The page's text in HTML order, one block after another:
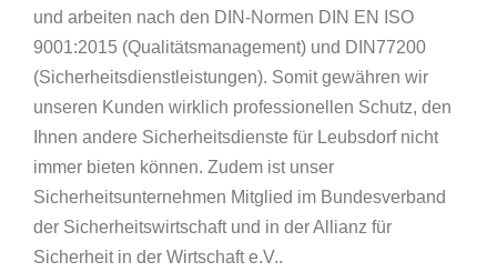
und arbeiten nach den DIN-Normen DIN EN ISO
9001:2015 (Qualitätsmanagement) und DIN77200
(Sicherheitsdienstleistungen). Somit gewähren wir
unseren Kunden wirklich professionellen Schutz, den
Ihnen andere Sicherheitsdienste für Leubsdorf nicht
immer bieten können. Zudem ist unser
Sicherheitsunternehmen Mitglied im Bundesverband
der Sicherheitswirtschaft und in der Allianz für
Sicherheit in der Wirtschaft e.V..